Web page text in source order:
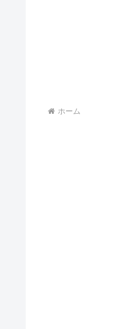
ホーム